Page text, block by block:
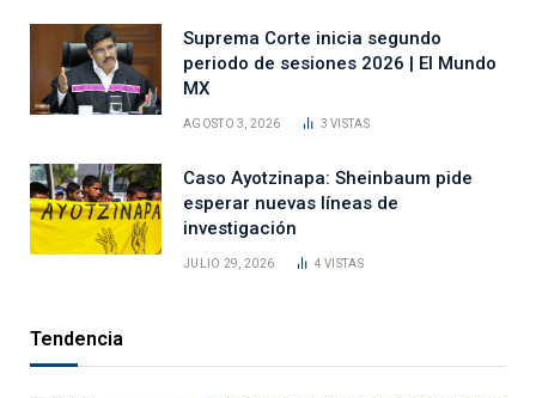
Suprema Corte inicia segundo
periodo de sesiones 2026 | El Mundo
MX
AGOSTO 3, 2026 3VISTAS
Caso Ayotzinapa: Sheinbaum pide
esperar nuevas líneas de
investigación
JULIO 29, 2026 4VISTAS
Tendencia